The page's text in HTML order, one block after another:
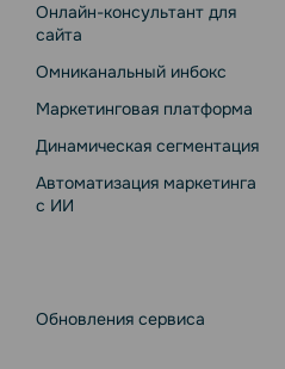
Онлайн-консультант для
сайта
Омниканальный инбокс
Маркетинговая платформа
Динамическая сегментация
Автоматизация маркетинга
с ИИ
Обновления сервиса